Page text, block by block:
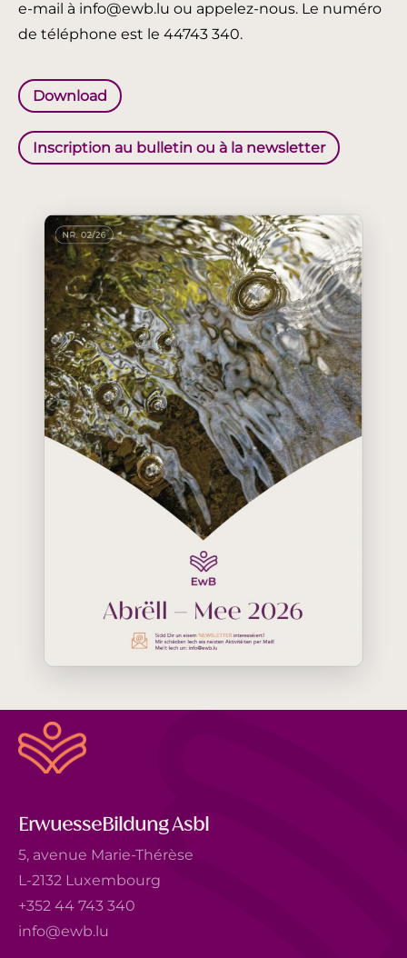
e-mail à info@ewb.lu ou appelez-nous. Le numéro
de téléphone est le 44743 340.
Download
Inscription au bulletin ou à la newsletter
ErwuesseBildung Asbl
5, avenue Marie-Thérèse
L-2132 Luxembourg
+352 44 743 340
info@ewb.lu